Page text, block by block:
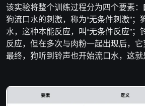
该实验将整个训练过程分为四个要素：
狗流口水的刺激，称为“无条件刺激”；
水，这种本能反应，叫“无条件反应”；
反应，但在多次与肉粉一起出现后，它
最终，狗听到铃声也开始流口水，这就